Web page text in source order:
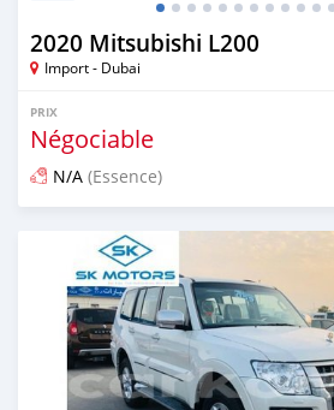
2020 Mitsubishi L200
Import - Dubai
PRIX
Négociable
N/A (Essence)
Publié il y a presque 6 ans